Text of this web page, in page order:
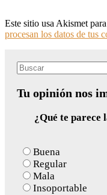
Este sitio usa Akismet
procesan los datos de tus
Search
Tu opinión nos
¿Qué te parece
Buena
Regular
Mala
Insoportable